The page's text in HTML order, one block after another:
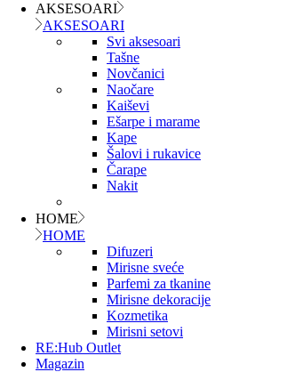
AKSESOARI
AKSESOARI
Svi aksesoari
Tašne
Novčanici
Naočare
Kaiševi
Ešarpe i marame
Kape
Šalovi i rukavice
Čarape
Nakit
HOME
HOME
Difuzeri
Mirisne sveće
Parfemi za tkanine
Mirisne dekoracije
Kozmetika
Mirisni setovi
RE:Hub Outlet
Magazin